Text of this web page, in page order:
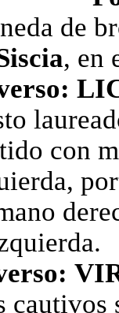
de
, en
con
cautivos